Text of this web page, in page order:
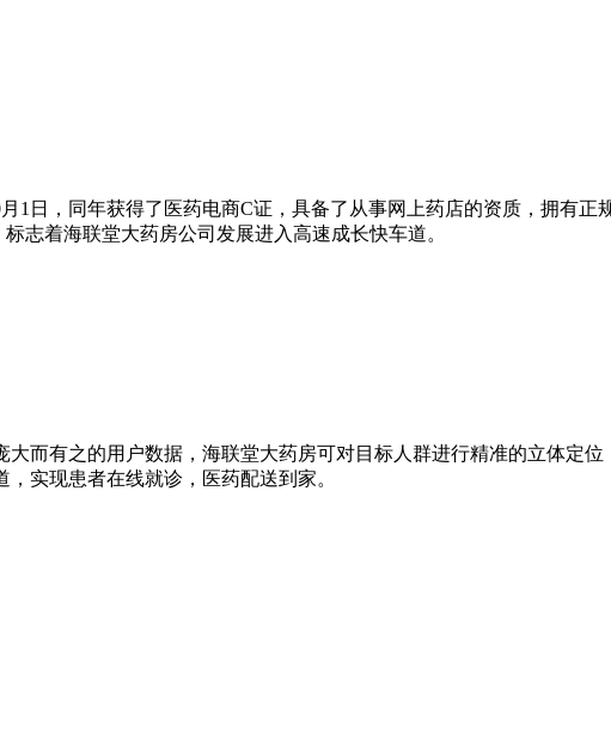
1日，同年获得了医药电商C证，具备了从事网上药店的资质，拥有
志着海联堂大药房公司发展进入高速成长快车道。
而有之的用户数据，海联堂大药房可对目标人群进行精准的立体定
实现患者在线就诊，医药配送到家。